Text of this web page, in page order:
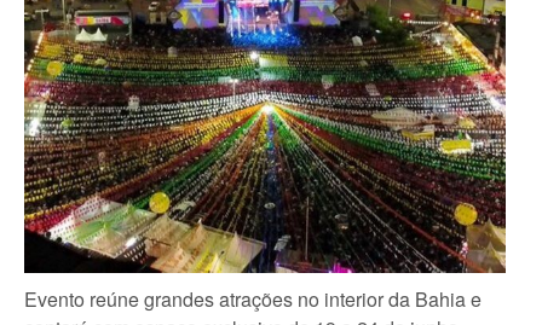
Evento reúne grandes atrações no interior da Bahia e